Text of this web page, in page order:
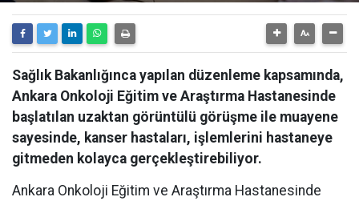
Sağlık Bakanlığınca yapılan düzenleme kapsamında,
Ankara Onkoloji Eğitim ve Araştırma Hastanesinde
başlatılan uzaktan görüntülü görüşme ile muayene
sayesinde, kanser hastaları, işlemlerini hastaneye
gitmeden kolayca gerçekleştirebiliyor.
Ankara Onkoloji Eğitim ve Araştırma Hastanesinde